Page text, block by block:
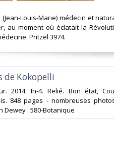
(Jean-Louis-Marie) médecin et
au moment où éclatait la
Pritzel 3974.
de Kokopelli‎
2014. In-4. Relié. Bon état,
848 pages - nombreuses
Dewey : 580-Botanique‎